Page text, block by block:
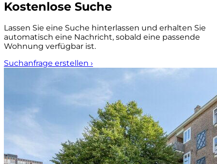
Kostenlose Suche
Lassen Sie eine Suche hinterlassen und erhalten Sie
automatisch eine Nachricht, sobald eine passende
Wohnung verfügbar ist.
Suchanfrage erstellen ›